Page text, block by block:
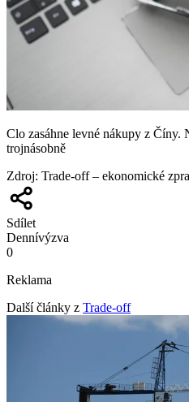
Clo zasáhne levné nákupy z Číny.
trojnásobně
Zdroj: Trade-off – ekonomické
Sdílet
Dennívýzva
0
Reklama
Další články z Trade-off